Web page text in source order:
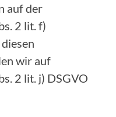
auf der
2 lit. f)
wir auf
2 lit. j) DSGVO